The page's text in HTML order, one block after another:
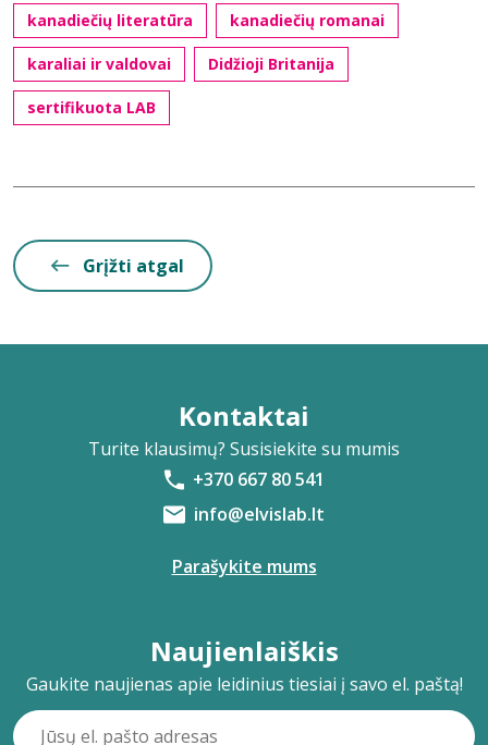
kanadiečių literatūra kanadiečių romanai
karaliai ir valdovai Didžioji Britanija
sertifikuota LAB
Grįžti atgal
Kontaktai
Turite klausimų? Susisiekite su mumis
+370 667 80 541
info@elvislab.lt
Parašykite mums
Naujienlaiškis
Gaukite naujienas apie leidinius tiesiai į savo el. paštą!